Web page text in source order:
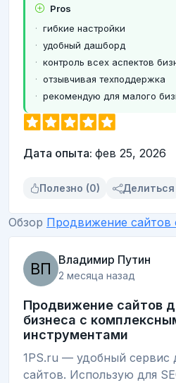
Pros
гибкие настройки
удобный дашборд
контроль всех аспектов
отзывчивая техподдержка
рекомендую для малого
Дата опыта: фев 25, 2026
Полезно (0) Делиться
Обзор Продвижение сайтов
Владимир Путин
2 месяца назад
Продвижение сайтов
бизнеса с
инструментами
1PS.ru — удобный сервис
сайтов. Использую для